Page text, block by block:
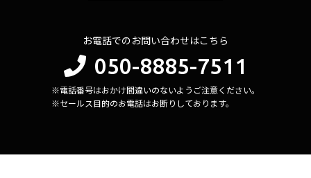
お電話でのお問い合わせはこちら
050-8885-7511
※電話番号はおかけ間違いのないようご注意ください。
※セールス目的のお電話はお断りしております。